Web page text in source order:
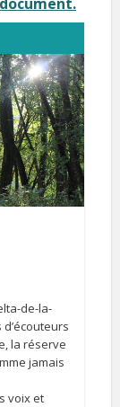
de-la-
la réserve
jamais
voix et